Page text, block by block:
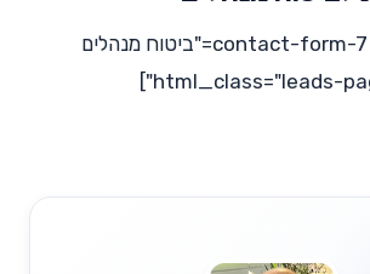
[contact-form-7 id="1689" title="ביטוח מנהלים